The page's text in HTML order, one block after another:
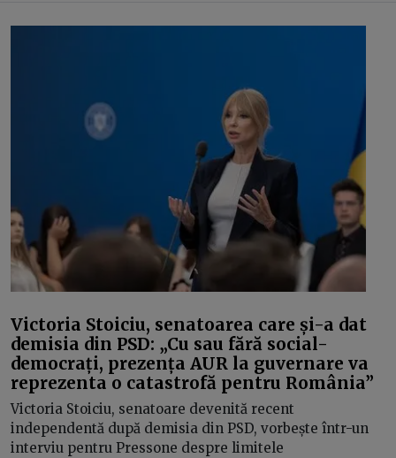
Victoria Stoiciu, senatoarea care și-a dat
demisia din PSD: „Cu sau fără social-
democrați, prezența AUR la guvernare va
reprezenta o catastrofă pentru România”
Victoria Stoiciu, senatoare devenită recent
independentă după demisia din PSD, vorbește într-un
interviu pentru Pressone despre limitele